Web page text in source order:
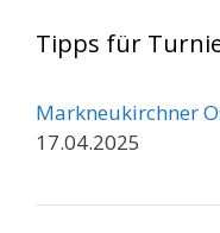
Tipps für
Markneukirchner
17.04.2025